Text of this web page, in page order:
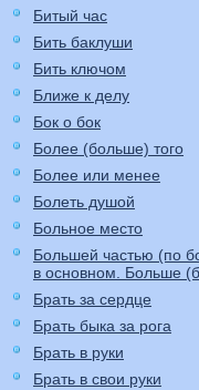
Битый час
Бить баклуши
Бить ключом
Ближе к делу
Бок о бок
Более (больше) того
Более или менее
Болеть душой
Больное место
Большей частью (по
в основном. Больше
Брать за сердце
Брать быка за рога
Брать в руки
Брать в свои руки